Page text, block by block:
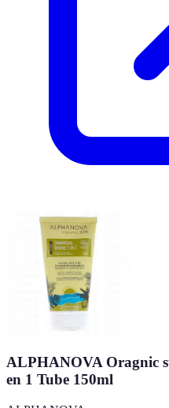
ALPHANOVA Oragnic
en 1 Tube 150ml